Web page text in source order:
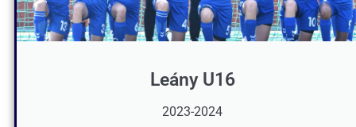
Leány U16
2023-2024